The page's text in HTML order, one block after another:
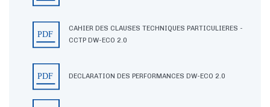
CAHIER DES CLAUSES TECHNIQUES PARTICULIERES -
CCTP DW-ECO 2.0
DECLARATION DES PERFORMANCES DW-ECO 2.0